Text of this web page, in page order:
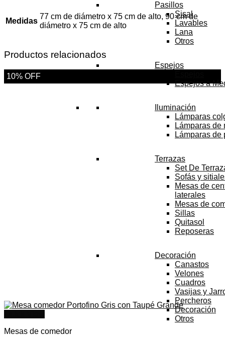
Pasillos
Sisal
Lavables
Lana
Otros
Espejos
Espejos a
Iluminación
Lámparas
Lámparas de
Lámparas de
Terrazas
Set De
Sofás y
Mesas de
laterales
Mesas de
Sillas
Quitasol
Reposeras
Decoración
Canastos
Velones
Cuadros
Vasijas y
Percheros
Decoración
Otros
Medidas
77 cm de diámetro x 75 cm de alto, 90 cm de
diámetro x 75 cm de alto
Productos relacionados
10% OFF
Mesas de comedor